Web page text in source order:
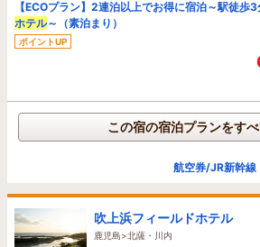
【ECOプラン】2連泊以上でお得に宿泊～駅徒歩
ホテル～（素泊まり）
ポイントUP
この宿の宿泊プランをす
航空券/JR新幹線
吹上浜フィールドホテル
鹿児島>北薩・川内